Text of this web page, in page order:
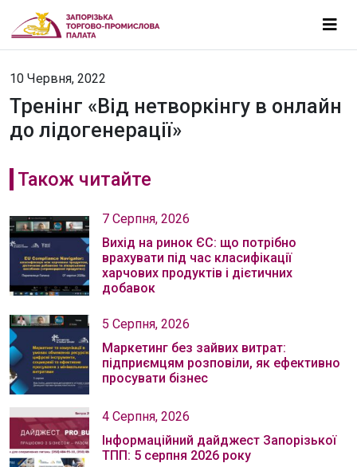
10 Червня, 2022
Тренінг «Від нетворкінгу в онлайн
до лідогенерації»
Також читайте
7 Серпня, 2026
Вихід на ринок ЄС: що потрібно
врахувати під час класифікації
харчових продуктів і дієтичних
добавок
5 Серпня, 2026
Маркетинг без зайвих витрат:
підприємцям розповіли, як ефективно
просувати бізнес
4 Серпня, 2026
Інформаційний дайджест Запорізької
ТПП: 5 серпня 2026 року